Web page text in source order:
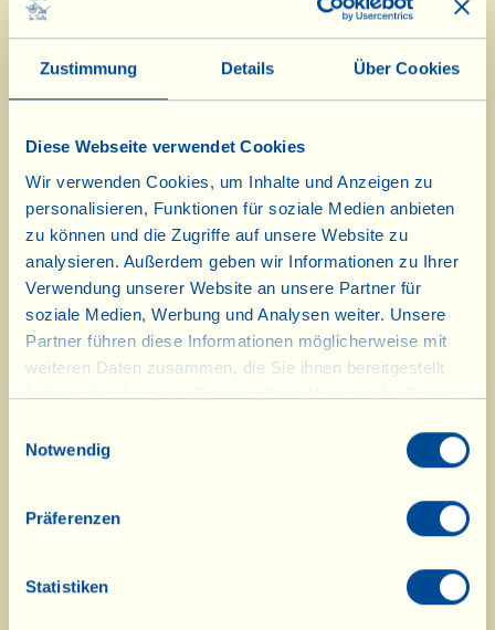
Zustimmung Details Über Cookies
Diese Webseite verwendet Cookies
Wir verwenden Cookies, um Inhalte und Anzeigen zu
personalisieren, Funktionen für soziale Medien anbieten
zu können und die Zugriffe auf unsere Website zu
analysieren. Außerdem geben wir Informationen zu Ihrer
Verwendung unserer Website an unsere Partner für
soziale Medien, Werbung und Analysen weiter. Unsere
Partner führen diese Informationen möglicherweise mit
weiteren Daten zusammen, die Sie ihnen bereitgestellt
haben oder die sie im Rahmen Ihrer Nutzung der Dienste
Notwendig
Präferenzen
Statistiken
Form)
Mit einem scharfen Messer die Gräten und die
Haut des Klippfischs entfernen. Dann in
Stückchen schneiden, ganz leicht im Mixer
zerkleinern und mit der geriebenen
Zitronenschale in eine Schale geben.
Zerdrücken Sie alles sorgfältig mit dem Rücken
einer Gabel. Nun die Kartoffeln schälen,
Klippfisch reiben. Schälen Sie auch den
der gewaschenen und trocken getupften
geben, das Ei und den Pfeffer hinzufügen und